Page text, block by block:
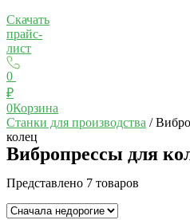
Скачать
прайс-
лист
0
₽
0Корзина
Станки для производства /
колец
Вибропрессы для
Представлено 7 товаров